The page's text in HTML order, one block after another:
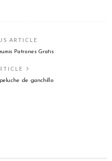
ARTICLE
Patrones Gratis
de ganchillo